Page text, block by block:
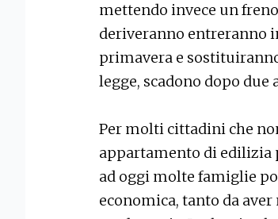
mettendo invece un
deriveranno entreranno
primavera e
legge, scadono dopo due
Per molti cittadini che
appartamento di edilizia
ad oggi molte famiglie
economica, tanto da